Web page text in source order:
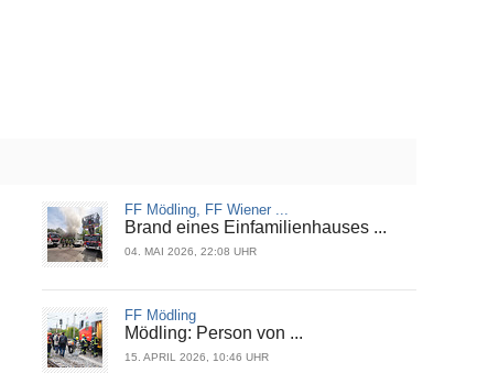
FF Mödling, FF Wiener ...
Brand eines Einfamilienhauses ...
04. MAI 2026, 22:08 UHR
FF Mödling
Mödling: Person von ...
15. APRIL 2026, 10:46 UHR